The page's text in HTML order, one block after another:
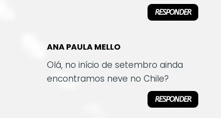
RESPONDER
ANA PAULA MELLO
Olá, no início de setembro ainda
encontramos neve no Chile?
RESPONDER